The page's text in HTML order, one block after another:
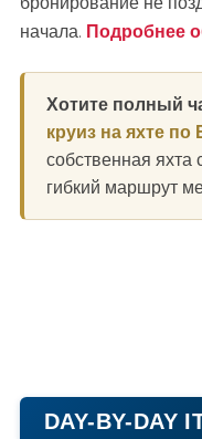
начала. Подробнее
Хотите полный
круиз на яхте
собственная яхта
гибкий маршрут
DAY-BY-DAY